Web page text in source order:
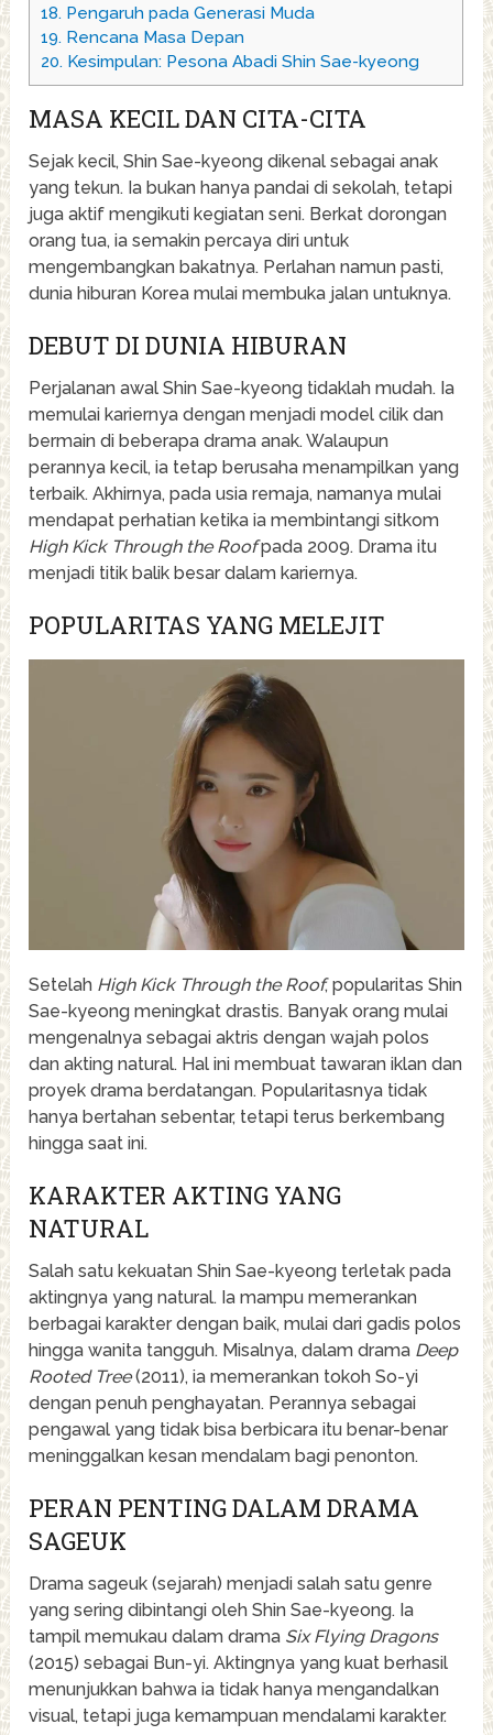
18. Pengaruh pada Generasi Muda
19. Rencana Masa Depan
20. Kesimpulan: Pesona Abadi Shin Sae-kyeong
MASA KECIL DAN CITA-CITA
Sejak kecil, Shin Sae-kyeong dikenal sebagai anak
yang tekun. Ia bukan hanya pandai di sekolah, tetapi
juga aktif mengikuti kegiatan seni. Berkat dorongan
orang tua, ia semakin percaya diri untuk
mengembangkan bakatnya. Perlahan namun pasti,
dunia hiburan Korea mulai membuka jalan untuknya.
DEBUT DI DUNIA HIBURAN
Perjalanan awal Shin Sae-kyeong tidaklah mudah. Ia
memulai kariernya dengan menjadi model cilik dan
bermain di beberapa drama anak. Walaupun
perannya kecil, ia tetap berusaha menampilkan yang
terbaik. Akhirnya, pada usia remaja, namanya mulai
mendapat perhatian ketika ia membintangi sitkom
High Kick Through the Roofpada 2009. Drama itu
menjadi titik balik besar dalam kariernya.
POPULARITAS YANG MELEJIT
Setelah High Kick Through the Roof, popularitas Shin
Sae-kyeong meningkat drastis. Banyak orang mulai
mengenalnya sebagai aktris dengan wajah polos
dan akting natural. Hal ini membuat tawaran iklan dan
proyek drama berdatangan. Popularitasnya tidak
hanya bertahan sebentar, tetapi terus berkembang
hingga saat ini.
KARAKTER AKTING YANG
NATURAL
Salah satu kekuatan Shin Sae-kyeong terletak pada
aktingnya yang natural. Ia mampu memerankan
berbagai karakter dengan baik, mulai dari gadis polos
hingga wanita tangguh. Misalnya, dalam drama Deep
Rooted Tree(2011), ia memerankan tokoh So-yi
dengan penuh penghayatan. Perannya sebagai
pengawal yang tidak bisa berbicara itu benar-benar
meninggalkan kesan mendalam bagi penonton.
PERAN PENTING DALAM DRAMA
SAGEUK
Drama sageuk (sejarah) menjadi salah satu genre
yang sering dibintangi oleh Shin Sae-kyeong. Ia
tampil memukau dalam drama Six Flying Dragons
(2015) sebagai Bun-yi. Aktingnya yang kuat berhasil
menunjukkan bahwa ia tidak hanya mengandalkan
visual, tetapi juga kemampuan mendalami karakter.